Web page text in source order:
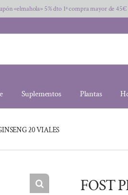
«elmahola» 5% dto 1ª compra mayor de 45€
Suplementos Plantas
20 VIALES
FOST